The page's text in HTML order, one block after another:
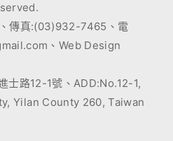
傳真:(03)932-7465、電
、Web Design
士路12-1號、ADD:No.12-1,
Yilan County 260, Taiwan